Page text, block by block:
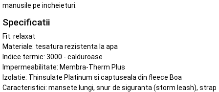
manusile pe incheieturi.
Specificatii
Fit: relaxat
Materiale: tesatura rezistenta la apa
Indice termic: 3000 - calduroase
Impermeabilitate: Membra-Therm Plus
Izolatie: Thinsulate Platinum si captuseala din fleece Boa
Caracteristici: mansete lungi, snur de siguranta (storm leash), strap